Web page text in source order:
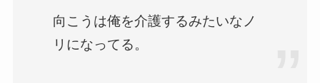
向こうは俺を介護するみたいなノ
リになってる。